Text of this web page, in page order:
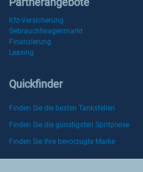
Kfz-Versicherung
Gebrauchtwagenmarkt
Finanzierung
Leasing
Quickfinder
Finden Sie die besten Tankstellen
Finden Sie die günstigsten Spritpreise
Finden Sie Ihre bevorzugte Marke